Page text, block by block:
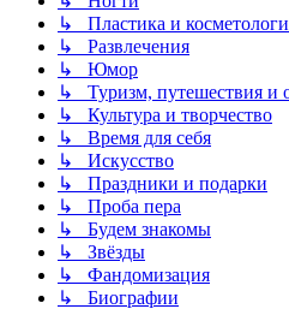
↳ Пластика и
↳ Развлечения
↳ Юмор
↳ Туризм, путешествия и
↳ Культура и творчество
↳ Время для себя
↳ Искусство
↳ Праздники и подарки
↳ Проба пера
↳ Будем знакомы
↳ Звёзды
↳ Фандомизация
↳ Биографии